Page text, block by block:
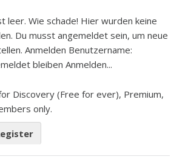
leer. Wie schade! Hier wurden keine
Du musst angemeldet sein, um neue
Anmelden Benutzername:
bleiben Anmelden...
Discovery (Free for ever), Premium,
only.